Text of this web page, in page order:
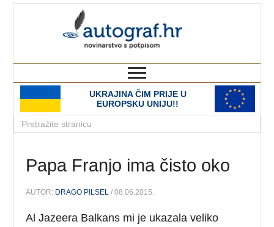
UKRAJINA ČIM PRIJE U
EUROPSKU UNIJU!!
Papa Franjo ima čisto oko
AUTOR: DRAGO PILSEL / 08.06.2015.
Al Jazeera Balkans mi je ukazala veliko